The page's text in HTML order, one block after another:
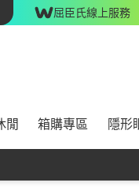
屈臣氏線上服務
閒 箱購專區 隱形